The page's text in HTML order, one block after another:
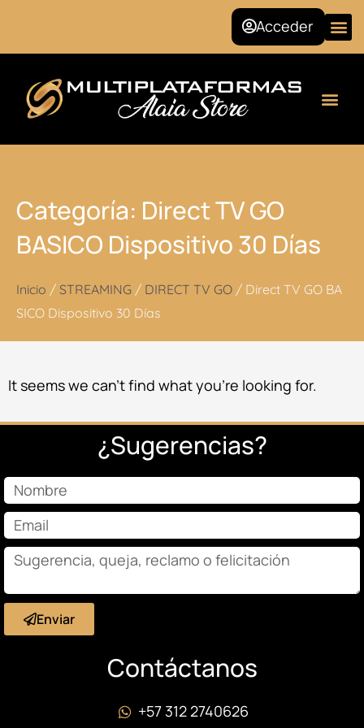
contenido
Acceder
Categoría: Direct TV GO
BASICO Dispositivo 30 Días
Inicio / STREAMING / DIRECT TV GO / Direct TV GO BA
SICO Dispositivo 30 Días
It seems we can’t find what you’re looking for.
¿Sugerencias?
Enviar
Contáctanos
+57 312 2740626